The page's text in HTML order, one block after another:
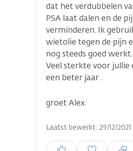
dat het verdubbelen
PSA laat dalen en de
verminderen. Ik
wietolie tegen de pijn
nog steeds goed werkt.
Veel sterkte voor jullie
een beter jaar .
groet Alex.
Laatst bewerkt: 29/12/2021
Inloggen om een reactie te